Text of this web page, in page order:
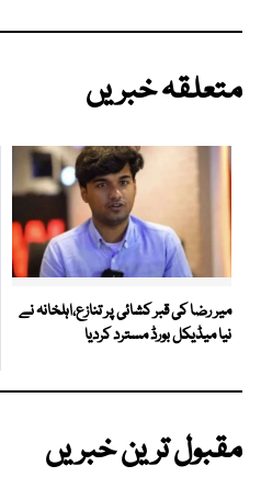
متعلقہ خبریں
میر رضا کی قبر کشائی پر تنازع،اہلخانہ نے
نیا میڈیکل بورڈ مسترد کردیا
مقبول ترین خبریں